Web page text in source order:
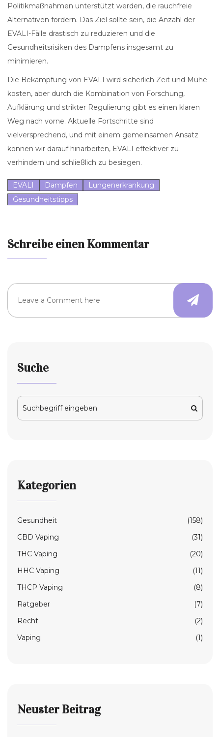
Politikmaßnahmen unterstützt werden, die rauchfreie
Alternativen fördern. Das Ziel sollte sein, die Anzahl der
EVALI-Fälle drastisch zu reduzieren und die
Gesundheitsrisiken des Dampfens insgesamt zu
minimieren.
Die Bekämpfung von EVALI wird sicherlich Zeit und Mühe
kosten, aber durch die Kombination von Forschung,
Aufklärung und strikter Regulierung gibt es einen klaren
Weg nach vorne. Aktuelle Fortschritte sind
vielversprechend, und mit einem gemeinsamen Ansatz
können wir darauf hinarbeiten, EVALI effektiver zu
verhindern und schließlich zu besiegen.
EVALI Dampfen
Lungenerkrankung
Gesundheitstipps
Schreibe einen Kommentar
Suche
Kategorien
Gesundheit
(158)
CBD Vaping
(31)
THC Vaping
(20)
HHC Vaping
(11)
THCP Vaping
(8)
Ratgeber
(7)
Recht
(2)
Vaping
(1)
Neuster Beitrag